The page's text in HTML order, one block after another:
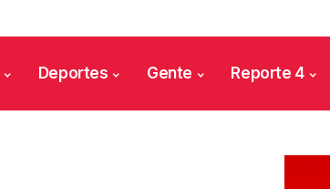
Deportes Gente Reporte 4